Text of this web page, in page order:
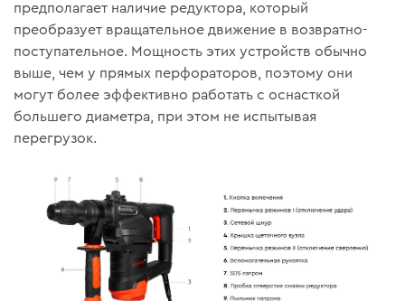
предполагает наличие редуктора, который
преобразует вращательное движение в возвратно-
поступательное. Мощность этих устройств обычно
выше, чем у прямых перфораторов, поэтому они
могут более эффективно работать с оснасткой
большего диаметра, при этом не испытывая
перегрузок.